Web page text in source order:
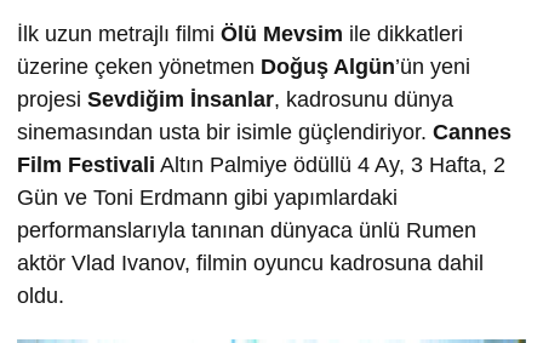
İlk uzun metrajlı filmi Ölü Mevsim ile dikkatleri
üzerine çeken yönetmen Doğuş Algün’ün yeni
projesi Sevdiğim İnsanlar, kadrosunu dünya
sinemasından usta bir isimle güçlendiriyor. Cannes
Film Festivali Altın Palmiye ödüllü 4 Ay, 3 Hafta, 2
Gün ve Toni Erdmann gibi yapımlardaki
performanslarıyla tanınan dünyaca ünlü Rumen
aktör Vlad Ivanov, filmin oyuncu kadrosuna dahil
oldu.